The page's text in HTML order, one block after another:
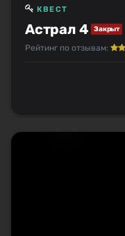
Астрал 4 Закрыт
КВЕСТ
Рейтинг по отзывам: